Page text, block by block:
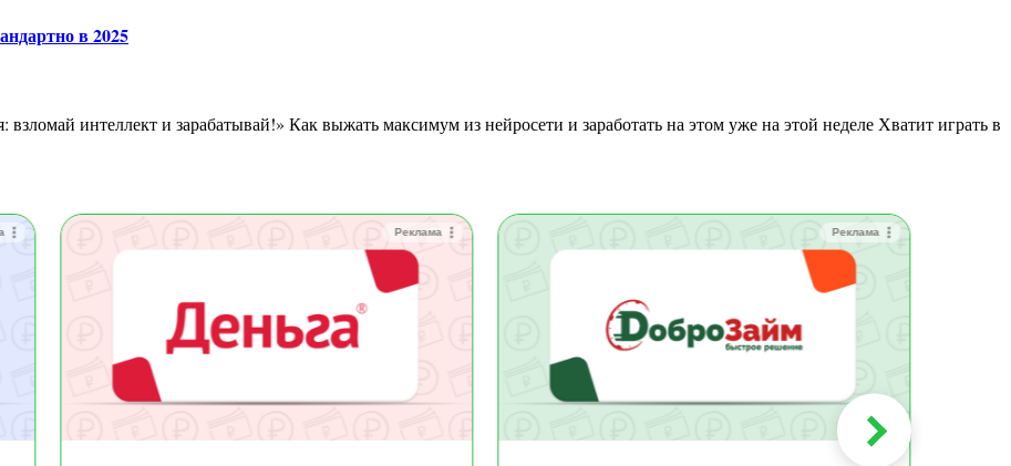
в 2025
интеллект и зарабатывай!» Как выжать максимум из нейросети и заработать на этом уже на этой неделе Хватит играть в
Реклама Реклама